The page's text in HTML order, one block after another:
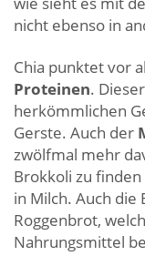
nicht ebenso in
Chia punktet vor
Proteinen.
herkömmlichen
Gerste. Auch der
zwölfmal mehr
Brokkoli zu
in Milch. Auch die
Roggenbrot,
Nahrungsmittel